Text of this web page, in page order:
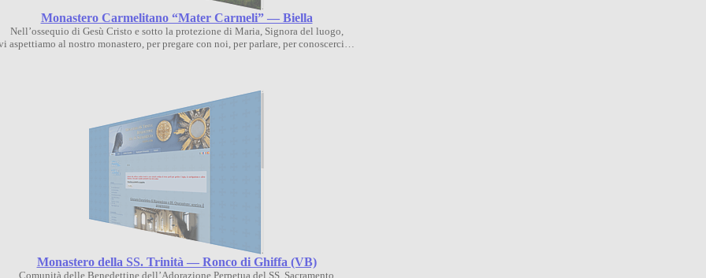
Monastero Carmelitano “Mater Carmeli” — Biella
Nell’ossequio di Gesù Cristo e sotto la protezione di Maria, Signora del luogo,
aspettiamo al nostro monastero, per pregare con noi, per parlare, per conoscerci…
Monastero della SS. Trinità — Ronco di Ghiffa (VB)
Comunità delle Benedettine dell’Adorazione Perpetua del SS. Sacramento